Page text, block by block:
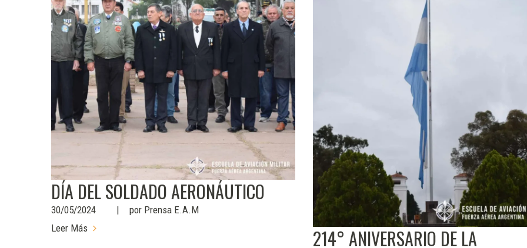
DÍA DEL SOLDADO AERONÁUTICO
30/05/2024 por Prensa E.A.M
Leer Más
214° ANIVERSARIO DE LA